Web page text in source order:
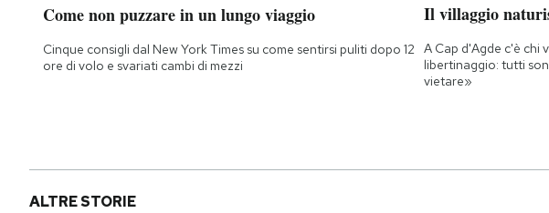
Come non puzzare in un lungo viaggio
Cinque consigli dal New York Times su come sentirsi puliti dopo 12
ore di volo e svariati cambi di mezzi
Il villaggio
A Cap d'Agde c'è chi
libertinaggio: tutti
vietare»
ALTRE STORIE